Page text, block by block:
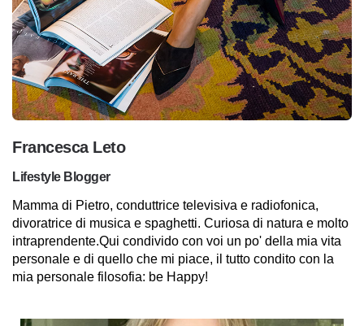
Francesca Leto
Lifestyle Blogger
Mamma di Pietro, conduttrice televisiva e radiofonica,
divoratrice di musica e spaghetti. Curiosa di natura e molto
intraprendente.Qui condivido con voi un po' della mia vita
personale e di quello che mi piace, il tutto condito con la
mia personale filosofia: be Happy!